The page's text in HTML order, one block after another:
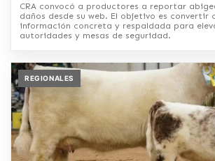
CRA convocó a productores a reportar
daños desde su web. El objetivo es convertir
información concreta y respaldada para
autoridades y mesas de seguridad.
REGIONALES